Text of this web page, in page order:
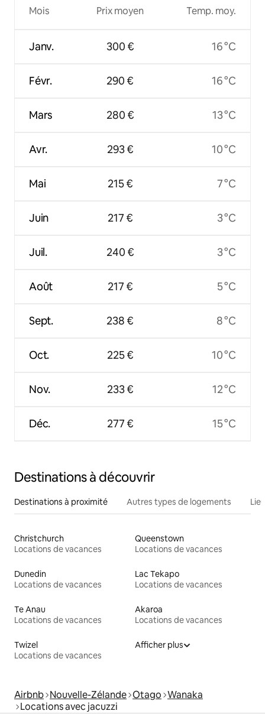
Mois
Janv.
Févr.
Mars
Avr.
Mai
Juin
Juil.
Août
Sept.
Oct.
Nov.
Déc.
Prix moyen
300 €
290 €
280 €
293 €
215 €
217 €
240 €
217 €
238 €
225 €
233 €
277 €
Temp. moy.
16 °C
16 °C
13 °C
10 °C
7 °C
3 °C
3 °C
5 °C
8 °C
10 °C
12 °C
15 °C
Destinations à découvrir
Destinations à proximité Autres types de logements
Christchurch
Locations de vacances
Queenstown
Locations de vacances
Dunedin
Locations de vacances
Lac Tekapo
Locations de vacances
Te Anau
Locations de vacances
Akaroa
Locations de vacances
Twizel
Locations de vacances
Afficher plus
Airbnb Nouvelle-Zélande Otago Wanaka
Locations avec jacuzzi